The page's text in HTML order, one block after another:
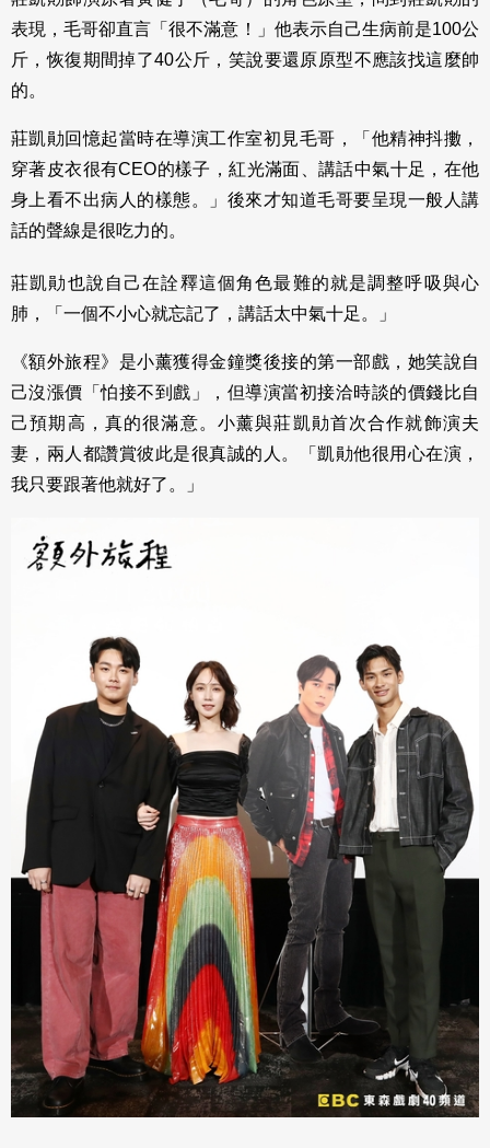
表現，毛哥卻直言「很不滿意！」他表示自己生病前是100公
斤，恢復期間掉了40公斤，笑說要還原原型不應該找這麼帥
的。
莊凱勛回憶起當時在導演工作室初見毛哥，「他精神抖擻，
穿著皮衣很有CEO的樣子，紅光滿面、講話中氣十足，在他
身上看不出病人的樣態。」後來才知道毛哥要呈現一般人講
話的聲線是很吃力的。
莊凱勛也說自己在詮釋這個角色最難的就是調整呼吸與心
肺，「一個不小心就忘記了，講話太中氣十足。」
《額外旅程》是小薰獲得金鐘獎後接的第一部戲，她笑說自
己沒漲價「怕接不到戲」，但導演當初接洽時談的價錢比自
己預期高，真的很滿意。小薰與莊凱勛首次合作就飾演夫
妻，兩人都讚賞彼此是很真誠的人。「凱勛他很用心在演，
我只要跟著他就好了。」